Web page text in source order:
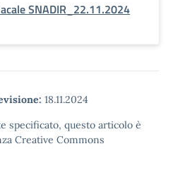
SNADIR_22.11.2024
18.11.2024
specificato, questo articolo è
Creative Commons